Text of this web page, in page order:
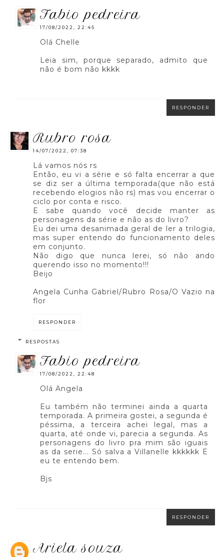
fabio pedreira
17/08/2022, 22:45
Olá Chelle
Leia sim, porque separado, admito que
não é bom não kkkk
RESPONDER
rubro rosa
14/07/2022, 07:38
Lá vamos nós rs
Então, eu vi a série e só falta encerrar a que
se diz ser a última temporada(que não está
recebendo elogios não rs) mas vou encerrar o
ciclo por conta e risco.
E sabe quando você decide manter as
personagens da série e não as do livro?
Eu dei uma desanimada geral de ler a trilogia,
mas super entendo do funcionamento deles
em conjunto.
Não digo que nunca lerei, só não ando
querendo isso no momento!!!
Beijo
Angela Cunha Gabriel/Rubro Rosa/O Vazio na
flor
RESPONDER
RESPOSTAS
fabio pedreira
17/08/2022, 22:48
Olá Angela
Eu também não terminei ainda a quarta
temporada. A primeira gostei, a segunda é
péssima, a terceira achei legal, mas a
quarta, até onde vi, parecia a segunda. As
personagens do livro pra mim são iguais
as da serie... Só salva a Villanelle kkkkkk E
eu te entendo bem.
Bjs
RESPONDER
ariela souza